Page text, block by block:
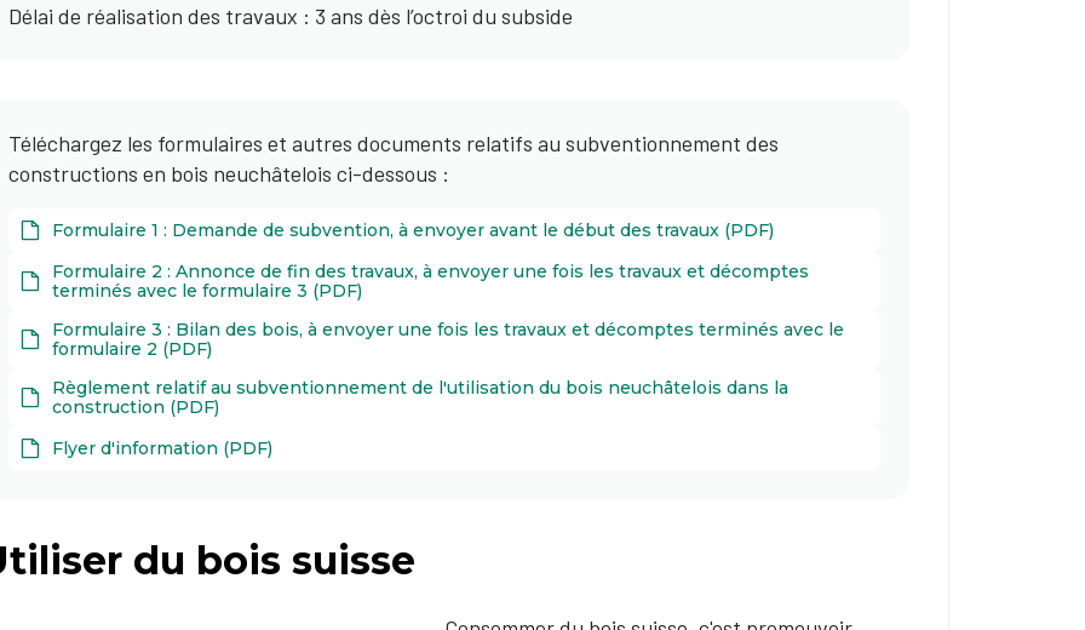
Délai de réalisation des travaux : 3 ans dès l’octroi du subside
Téléchargez les formulaires et autres documents relatifs au subventionnement des
constructions en bois neuchâtelois ci-dessous :
Formulaire 1 : Demande de subvention, à envoyer avant le début des travaux (PDF)
Formulaire 2 : Annonce de fin des travaux, à envoyer une fois les travaux et décomptes
terminés avec le formulaire 3 (PDF)
Formulaire 3 : Bilan des bois, à envoyer une fois les travaux et décomptes terminés avec le
formulaire 2 (PDF)
Règlement relatif au subventionnement de l'utilisation du bois neuchâtelois dans la
construction (PDF)
Flyer d'information (PDF)
du bois suisse